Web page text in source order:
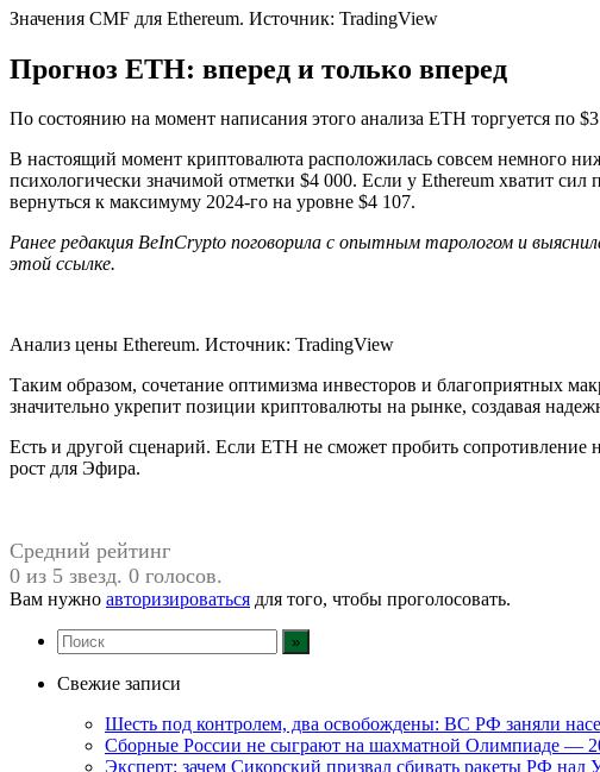
Значения CMF для Ethereum. Источник: TradingView
Прогноз ETH: вперед и только вперед
По состоянию на момент написания этого анализа ETH торгуется по
В настоящий момент криптовалюта расположилась совсем немного
психологически значимой отметки $4 000. Если у Ethereum хватит
вернуться к максимуму 2024-го на уровне $4 107.
Ранее редакция BeInCrypto поговорила с опытным тарологом и
этой ссылке.
Анализ цены Ethereum. Источник: TradingView
Таким образом, сочетание оптимизма инвесторов и благоприятных
значительно укрепит позиции криптовалюты на рынке, создавая
Есть и другой сценарий. Если ETH не сможет пробить сопротивление
рост для Эфира.
Средний рейтинг
0 из 5 звезд. 0 голосов.
Вам нужно авторизироваться для того, чтобы проголосовать.
Свежие записи
Шесть под контролем, два освобождены: ВС РФ заняли
Сборные России не сыграют на шахматной Олимпиаде —
Эксперт: зачем Сикорский призвал сбивать ракеты РФ над